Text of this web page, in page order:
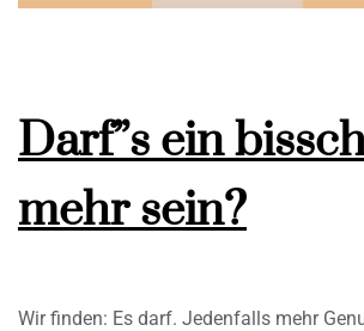
Darf”s ein
mehr sein?
Wir finden: Es darf. Jedenfalls mehr